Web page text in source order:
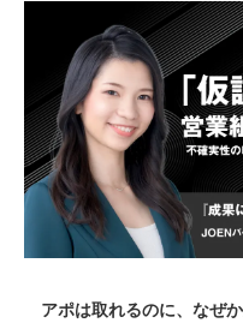
アポは取れるのに、なぜ